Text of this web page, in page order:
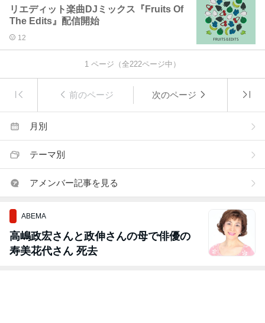
リエディット楽曲DJミックス『Fruits Of
The Edits』配信開始
12
1 ページ（全222ページ中）
前のページ 次のページ
月別
テーマ別
アメンバー記事を見る
ABEMA
高嶋政宏さんと政伸さんの母で俳優の
寿美花代さん 死去